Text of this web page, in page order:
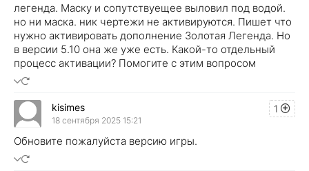
легенда. Маску и сопутствуещее выловил под водой.
но ни маска. ник чертежи не активируются. Пишет что
нужно активировать дополнение Золотая Легенда. Но
в версии 5.10 она же уже есть. Какой-то отдельный
процесс активации? Помогите с этим вопросом
1
kisimes
18 сентября 2025 15:21
Обновите пожалуйста версию игры.